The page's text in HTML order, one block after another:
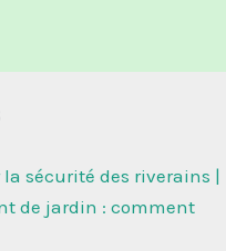
sécurité des riverains |
de jardin : comment